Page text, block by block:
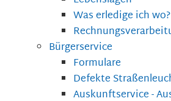
Was erledige ich wo?
Bürgerservice
Formulare
Defekte
Auskunftservice -